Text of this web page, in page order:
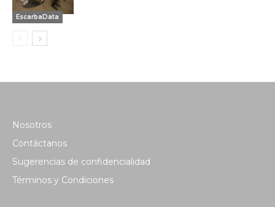
EscarbaData
Nosotros
Contáctanos
Sugerencias de confidencialidad
Términos y Condiciones